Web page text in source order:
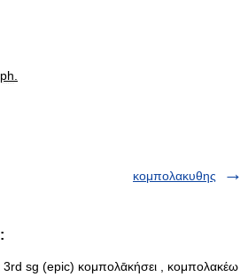
κομπολακυθης
sg (epic) κομπολᾱκήσει , κομπολακέω